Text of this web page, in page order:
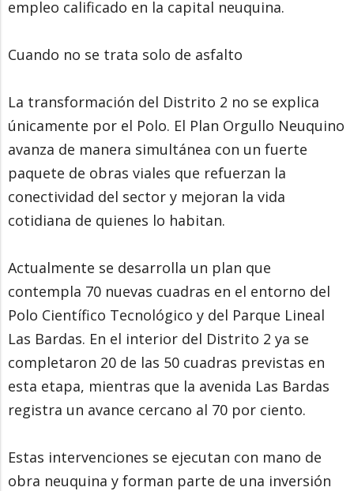
empleo calificado en la capital neuquina.
Cuando no se trata solo de asfalto
La transformación del Distrito 2 no se explica
únicamente por el Polo. El Plan Orgullo Neuquino
avanza de manera simultánea con un fuerte
paquete de obras viales que refuerzan la
conectividad del sector y mejoran la vida
cotidiana de quienes lo habitan.
Actualmente se desarrolla un plan que
contempla 70 nuevas cuadras en el entorno del
Polo Científico Tecnológico y del Parque Lineal
Las Bardas. En el interior del Distrito 2 ya se
completaron 20 de las 50 cuadras previstas en
esta etapa, mientras que la avenida Las Bardas
registra un avance cercano al 70 por ciento.
Estas intervenciones se ejecutan con mano de
obra neuquina y forman parte de una inversión